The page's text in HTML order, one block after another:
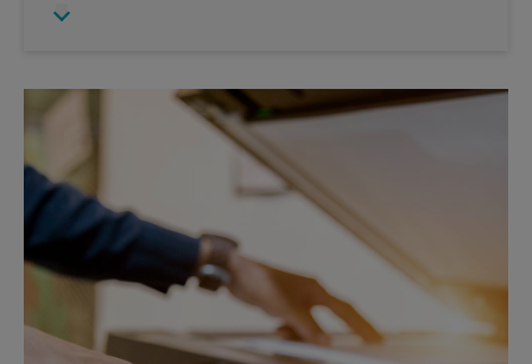
Viernes
Lunes
6:00 PM
6:00 PM